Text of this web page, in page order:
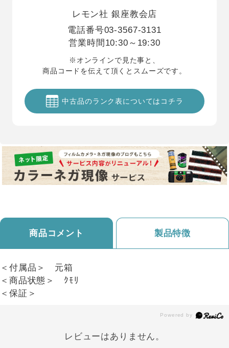
レモン社 銀座教会店
電話番号03-3567-3131
営業時間 10:30～19:30
※オンラインで見た事と、
商品コードを伝えて頂くとスムーズです。
中古品のランク表についてはコチラ
商品コメント 製品特徴
＜付属品＞ 元箱
＜商品状態＞ ｸﾓﾘ
＜保証＞
レビューはありません。